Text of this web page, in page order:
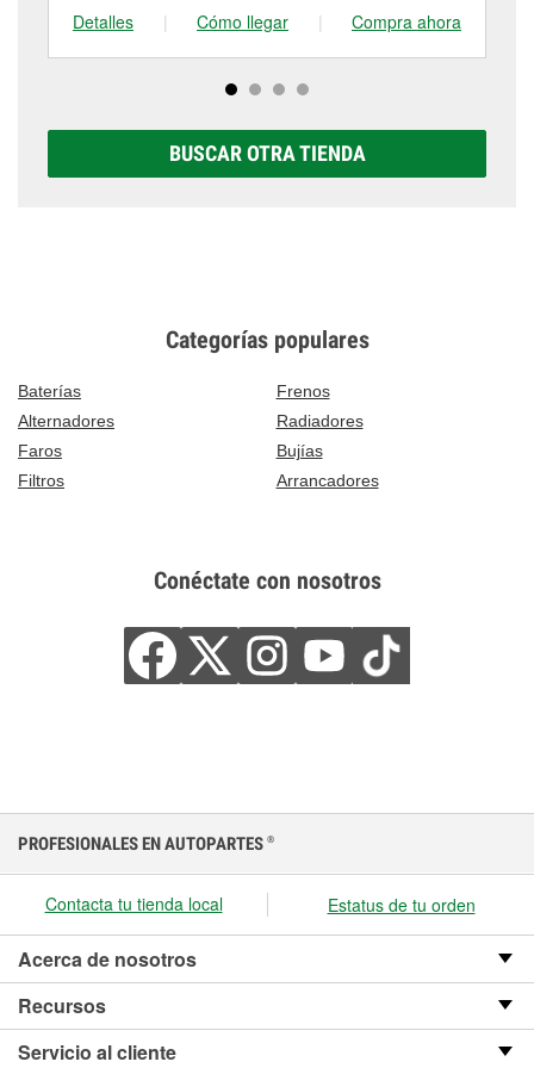
Detalles
| Cómo llegar | Compra ahora
BUSCAR OTRA TIENDA
Categorías populares
Baterías
Frenos
Alternadores
Radiadores
Faros
Bujías
Filtros
Arrancadores
Conéctate con nosotros
PROFESIONALES EN AUTOPARTES ®
Contacta tu tienda local Estatus de tu orden
Acerca de nosotros
Recursos
Servicio al cliente